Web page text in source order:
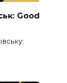
Good